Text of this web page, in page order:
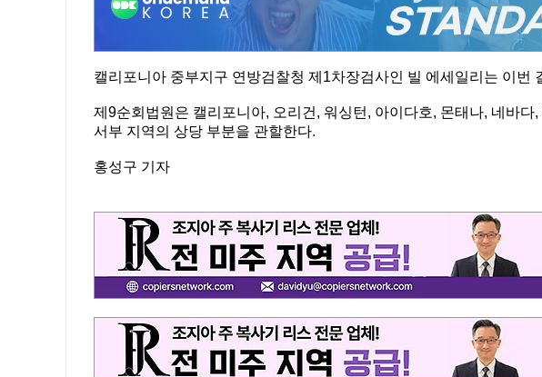
캘리포니아 중부지구 연방검찰청 제1차장검사인 빌 에세일리는 이번
제9순회법원은 캘리포니아, 오리건, 워싱턴, 아이다호, 몬태나, 네바
서부 지역의 상당 부분을 관할한다.
홍성구 기자